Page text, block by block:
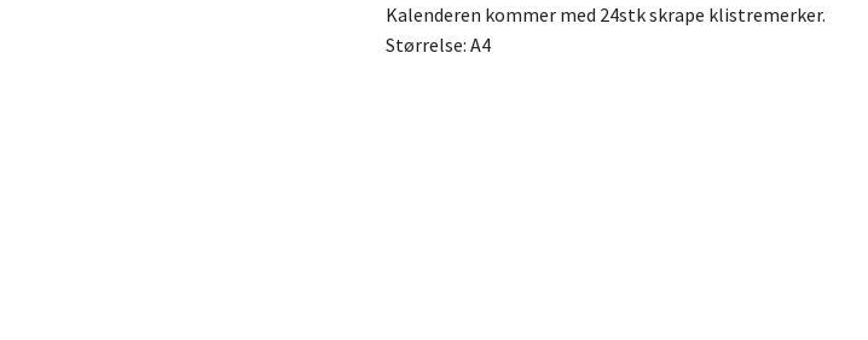
Kalenderen kommer med 24stk skrape klistremerker.
Størrelse: A4